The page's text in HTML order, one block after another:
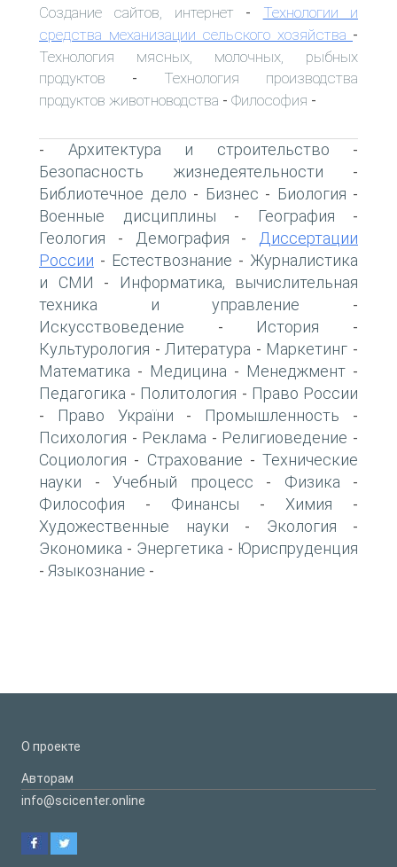
Создание сайтов, интернет - Технологии и
средства механизации сельского хозяйства -
Технология мясных, молочных, рыбных
продуктов - Технология производства
продуктов животноводства - Философия -
- Архитектура и строительство -
Безопасность жизнедеятельности -
Библиотечное дело - Бизнес - Биология -
Военные дисциплины - География -
Геология - Демография -
Диссертации
России - Естествознание - Журналистика
и СМИ -
Информатика, вычислительная
техника и управление -
Искусствоведение - История -
Культурология - Литература - Маркетинг -
Математика - Медицина - Менеджмент -
Педагогика - Политология - Право России
- Право України - Промышленность -
Психология - Реклама - Религиоведение -
Социология - Страхование - Технические
науки - Учебный процесс - Физика -
Философия - Финансы - Химия -
Художественные науки - Экология -
Экономика - Энергетика - Юриспруденция
- Языкознание -
О проекте
Авторам
info@scicenter.online